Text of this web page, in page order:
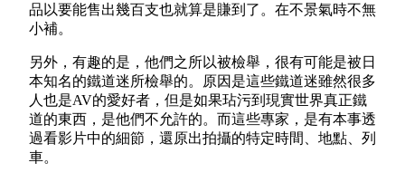
品以要能售出幾百支也就算是賺到了。在不景氣時不無
小補。
另外，有趣的是，他們之所以被檢舉，很有可能是被日
本知名的鐵道迷所檢舉的。原因是這些鐵道迷雖然很多
人也是AV的愛好者，但是如果玷污到現實世界真正鐵
道的東西，是他們不允許的。而這些專家，是有本事透
過看影片中的細節，還原出拍攝的特定時間、地點、列
車。